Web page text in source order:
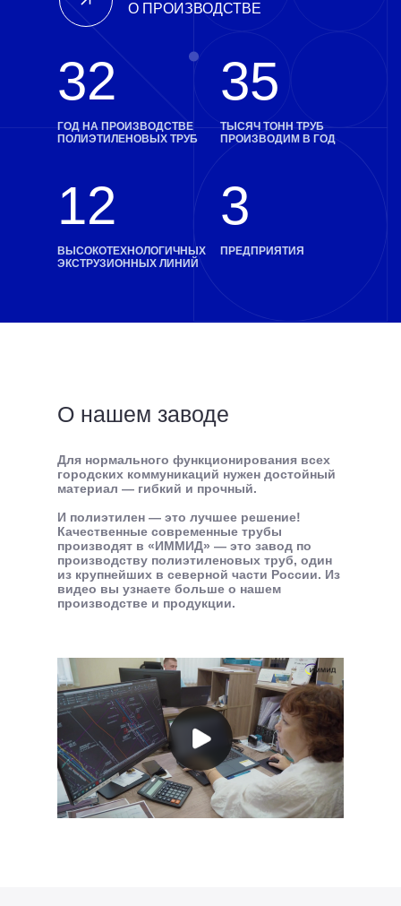
ГОД НА ПРОИЗВОДСТВЕ
ПОЛИЭТИЛЕНОВЫХ ТРУБ
32
ПРЕДПРИЯТИЯ
3
35
ТЫСЯЧ ТОНН ТРУБ
ПРОИЗВОДИМ В ГОД
ВЫСОКОТЕХНОЛОГИЧНЫХ
ЭКСТРУЗИОННЫХ ЛИНИЙ
12
О ПРОИЗВОДСТВЕ
Для нормального функционирования всех
городских коммуникаций нужен достойный
материал — гибкий и прочный.
И полиэтилен — это лучшее решение!
Качественные современные трубы
производят в «ИММИД» — это завод по
производству полиэтиленовых труб, один
из крупнейших в северной части России. Из
видео вы узнаете больше о нашем
производстве и продукции.
О нашем заводе